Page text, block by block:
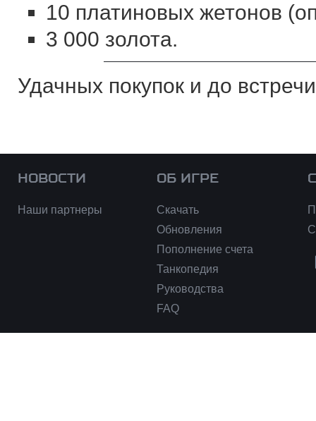
10 платиновых жетонов
3 000 золота.
Удачных покупок и до
НОВОСТИ
Наши партнеры
ОБ ИГРЕ
Скачать
Обновления
Пополнение счета
Танкопедия
Руководства
FAQ